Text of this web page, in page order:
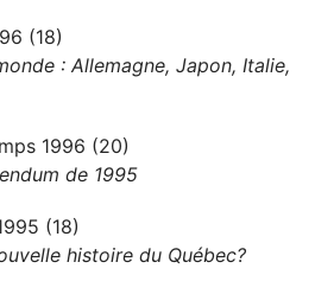
(18)
: Allemagne, Japon, Italie,
1996 (20)
de 1995
(18)
histoire du Québec?